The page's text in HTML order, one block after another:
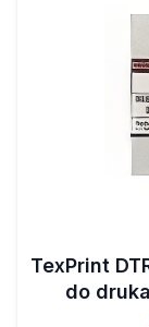
TexPrint
do